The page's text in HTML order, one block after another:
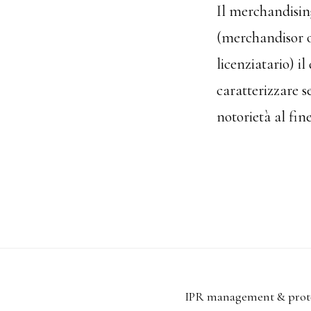
Il
(merchandisor
licenziatario) il
caratterizzare
notorietà al
IPR management &